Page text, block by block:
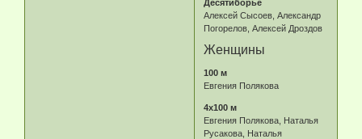
Десятиборье
Алексей Сысоев, Александр
Погорелов, Алексей Дроздов
Женщины
100 м
Евгения Полякова
4х100 м
Евгения Полякова, Наталья
Русакова, Наталья